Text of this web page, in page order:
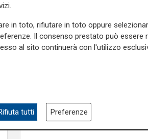
fondatore Aponte
in toto, rifiutare in toto oppure
Il consenso prestato può essere
al sito continuerà con l'utilizzo
tutti Preferenze